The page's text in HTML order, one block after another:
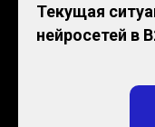
Текущая
нейросетей в